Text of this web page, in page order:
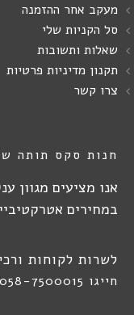
מעקב אחר ההזמנה
סל הקניות שלי
שאלות ותשובות
תקנון מדיניות פרטיות
צרו קשר
חנות סקס תותה
אנו מציעים מגוון
במחירים
לשרות לקוחות
חייגו 058-7500015